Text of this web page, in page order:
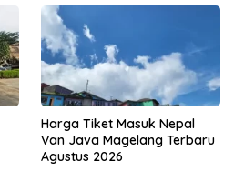
Harga Tiket Masuk Nepal
Van Java Magelang Terbaru
Agustus 2026